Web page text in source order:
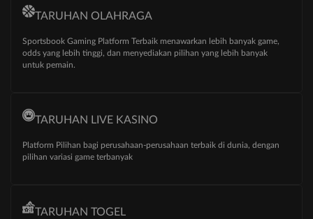
TARUHAN OLAHRAGA
Sportsbook Gaming Platform Terbaik menawarkan lebih banyak game,
odds yang lebih tinggi, dan menyediakan pilihan yang lebih banyak
untuk pemain.
TARUHAN LIVE KASINO
Platform Pilihan bagi perusahaan-perusahaan terbaik di dunia, dengan
pilihan variasi game terbanyak
TARUHAN TOGEL